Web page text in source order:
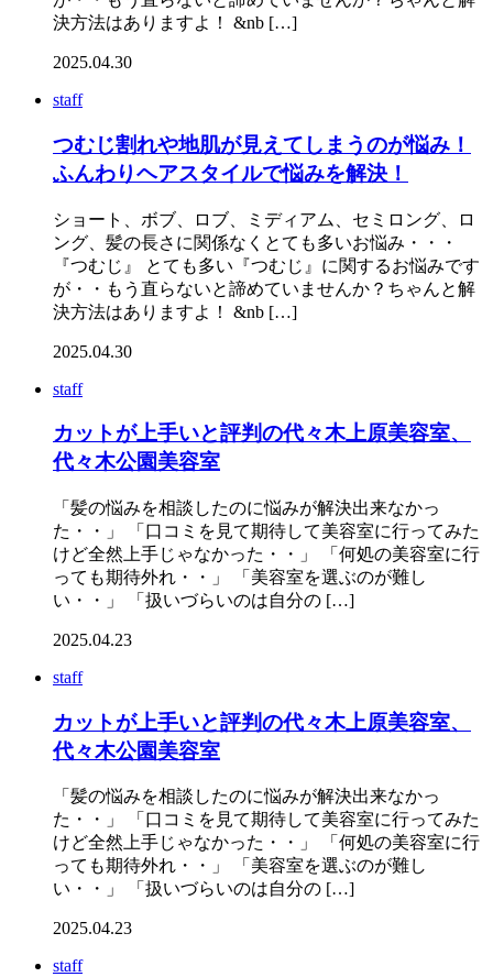
決方法はありますよ！ &nb […]
2025.04.30
staff
つむじ割れや地肌が見えてしまうのが悩み！
ふんわりヘアスタイルで悩みを解決！
ショート、ボブ、ロブ、ミディアム、セミロング、ロ
ング、髪の長さに関係なくとても多いお悩み・・・
『つむじ』 とても多い『つむじ』に関するお悩みです
が・・もう直らないと諦めていませんか？ちゃんと解
決方法はありますよ！ &nb […]
2025.04.30
staff
カットが上手いと評判の代々木上原美容室、
代々木公園美容室
「髪の悩みを相談したのに悩みが解決出来なかっ
た・・」 「口コミを見て期待して美容室に行ってみた
けど全然上手じゃなかった・・」 「何処の美容室に行
っても期待外れ・・」 「美容室を選ぶのが難し
い・・」 「扱いづらいのは自分の […]
2025.04.23
staff
カットが上手いと評判の代々木上原美容室、
代々木公園美容室
「髪の悩みを相談したのに悩みが解決出来なかっ
た・・」 「口コミを見て期待して美容室に行ってみた
けど全然上手じゃなかった・・」 「何処の美容室に行
っても期待外れ・・」 「美容室を選ぶのが難し
い・・」 「扱いづらいのは自分の […]
2025.04.23
staff